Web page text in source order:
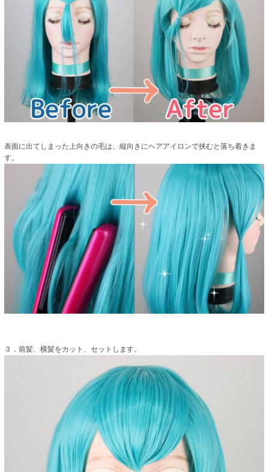
表面に出てしまった上向きの毛は、縦向きにヘアアイロンで挟むと落ち着きま
す。
３．前髪、横髪をカット、セットします。